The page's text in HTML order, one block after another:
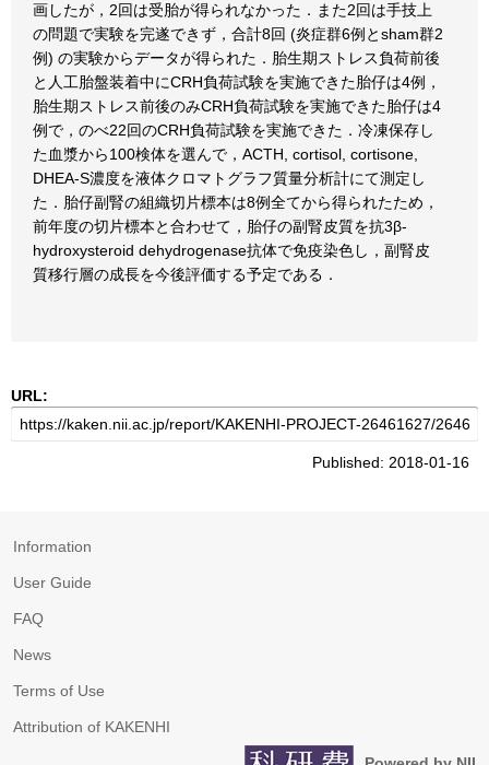
画したが，2回は受胎が得られなかった．また2回は手技上
の問題で実験を完遂できず，合計8回 (炎症群6例とsham群2
例) の実験からデータが得られた．胎生期ストレス負荷前後
と人工胎盤装着中にCRH負荷試験を実施できた胎仔は4例，
胎生期ストレス前後のみCRH負荷試験を実施できた胎仔は4
例で，のべ22回のCRH負荷試験を実施できた．冷凍保存し
た血漿から100検体を選んで，ACTH, cortisol, cortisone,
DHEA-S濃度を液体クロマトグラフ質量分析計にて測定し
た．胎仔副腎の組織切片標本は8例全てから得られたため，
前年度の切片標本と合わせて，胎仔の副腎皮質を抗3β-
hydroxysteroid dehydrogenase抗体で免疫染色し，副腎皮
質移行層の成長を今後評価する予定である．
URL:
Published: 2018-01-16
Information
User Guide
FAQ
News
Terms of Use
Attribution of KAKENHI